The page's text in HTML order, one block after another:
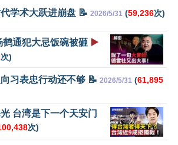
学术大跃进崩盘 📝 2026/5/31 (59,236次)
鹤通犯大忌饭碗被砸 ▶️
次)
习表忠行动还不够 📝 2026/5/31 (61,895
台湾是下一个天安门
次)